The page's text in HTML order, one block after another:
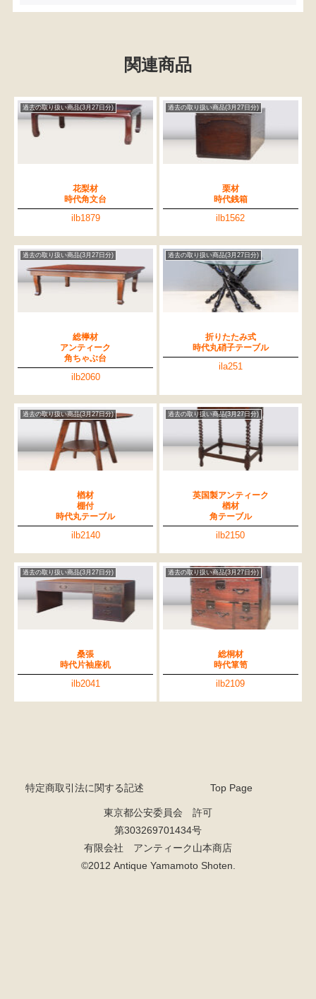
関連商品
過去の取り扱い商品(3月27日分)
花梨材
時代角文台
ilb1879
過去の取り扱い商品(3月27日分)
栗材
時代銭箱
ilb1562
過去の取り扱い商品(3月27日分)
総﨔材
アンティーク
角ちゃぶ台
ilb2060
過去の取り扱い商品(3月27日分)
折りたたみ式
時代丸硝子テーブル
ila251
過去の取り扱い商品(3月27日分)
楢材
棚付
時代丸テーブル
ilb2140
過去の取り扱い商品(3月27日分)
英国製アンティーク
楢材
角テーブル
ilb2150
過去の取り扱い商品(3月27日分)
桑張
時代片袖座机
ilb2041
過去の取り扱い商品(3月27日分)
総桐材
時代箪笥
ilb2109
特定商取引法に関する記述 Top Page
東京都公安委員会 許可
第303269701434号
有限会社 アンティーク山本商店
©2012 Antique Yamamoto Shoten.